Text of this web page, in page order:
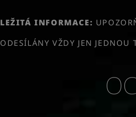
INFORMACE:
ODESÍLÁNY VŽDY JEN